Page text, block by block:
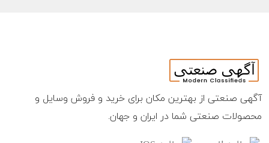
آگهی صنعتی از بهترین مکان برای خرید و فروش وسایل و
محصولات صنعتی شما در ایران و جهان.